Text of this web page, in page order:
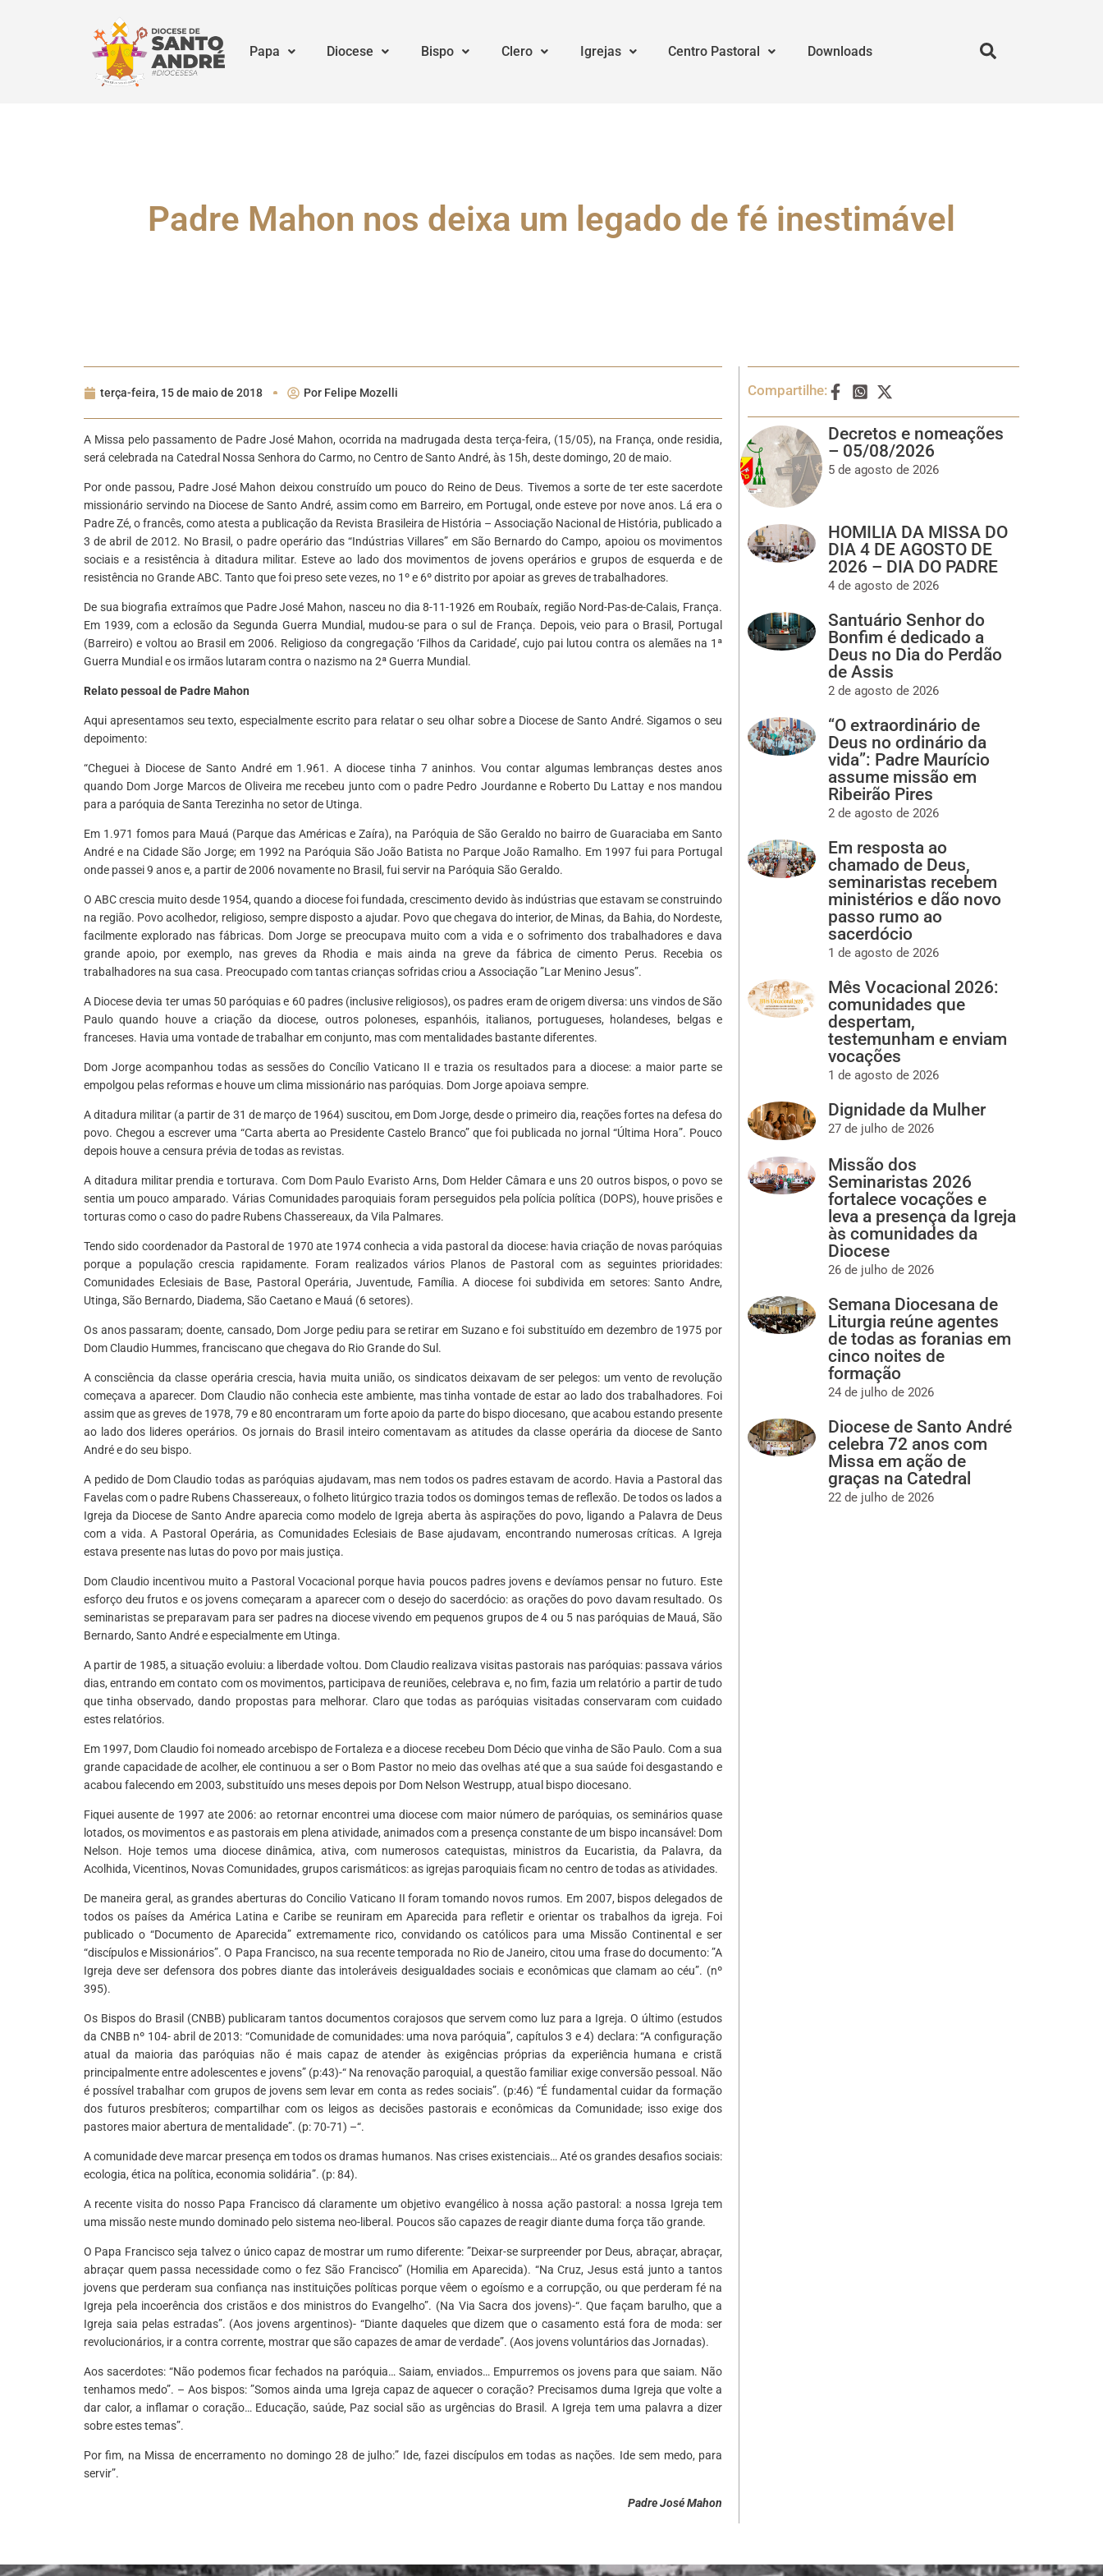
Papa Diocese Bispo Clero Igrejas Centro Pastoral Downloads
Padre Mahon nos deixa um legado de fé inestimável
terça-feira, 15 de maio de 2018 Por Felipe Mozelli
A Missa pelo passamento de Padre José Mahon, ocorrida na madrugada desta terça-feira, (15/05), na França, onde residia,
será celebrada na Catedral Nossa Senhora do Carmo, no Centro de Santo André, às 15h, deste domingo, 20 de maio.
Por onde passou, Padre José Mahon deixou construído um pouco do Reino de Deus. Tivemos a sorte de ter este sacerdote
missionário servindo na Diocese de Santo André, assim como em Barreiro, em Portugal, onde esteve por nove anos. Lá era o
Padre Zé, o francês, como atesta a publicação da Revista Brasileira de História – Associação Nacional de História, publicado a
3 de abril de 2012. No Brasil, o padre operário das “Indústrias Villares” em São Bernardo do Campo, apoiou os movimentos
sociais e a resistência à ditadura militar. Esteve ao lado dos movimentos de jovens operários e grupos de esquerda e de
resistência no Grande ABC. Tanto que foi preso sete vezes, no 1º e 6º distrito por apoiar as greves de trabalhadores.
De sua biografia extraímos que Padre José Mahon, nasceu no dia 8-11-1926 em Roubaíx, região Nord-Pas-de-Calais, França.
Em 1939, com a eclosão da Segunda Guerra Mundial, mudou-se para o sul de França. Depois, veio para o Brasil, Portugal
(Barreiro) e voltou ao Brasil em 2006. Religioso da congregação ‘Filhos da Caridade’, cujo pai lutou contra os alemães na 1ª
Guerra Mundial e os irmãos lutaram contra o nazismo na 2ª Guerra Mundial.
Relato pessoal de Padre Mahon
Aqui apresentamos seu texto, especialmente escrito para relatar o seu olhar sobre a Diocese de Santo André. Sigamos o seu
depoimento:
“Cheguei à Diocese de Santo André em 1.961. A diocese tinha 7 aninhos. Vou contar algumas lembranças destes anos
quando Dom Jorge Marcos de Oliveira me recebeu junto com o padre Pedro Jourdanne e Roberto Du Lattay e nos mandou
para a paróquia de Santa Terezinha no setor de Utinga.
Em 1.971 fomos para Mauá (Parque das Américas e Zaíra), na Paróquia de São Geraldo no bairro de Guaraciaba em Santo
André e na Cidade São Jorge; em 1992 na Paróquia São João Batista no Parque João Ramalho. Em 1997 fui para Portugal
onde passei 9 anos e, a partir de 2006 novamente no Brasil, fui servir na Paróquia São Geraldo.
O ABC crescia muito desde 1954, quando a diocese foi fundada, crescimento devido às indústrias que estavam se construindo
na região. Povo acolhedor, religioso, sempre disposto a ajudar. Povo que chegava do interior, de Minas, da Bahia, do Nordeste,
facilmente explorado nas fábricas. Dom Jorge se preocupava muito com a vida e o sofrimento dos trabalhadores e dava
grande apoio, por exemplo, nas greves da Rhodia e mais ainda na greve da fábrica de cimento Perus. Recebia os
trabalhadores na sua casa. Preocupado com tantas crianças sofridas criou a Associação ”Lar Menino Jesus”.
A Diocese devia ter umas 50 paróquias e 60 padres (inclusive religiosos), os padres eram de origem diversa: uns vindos de São
Paulo quando houve a criação da diocese, outros poloneses, espanhóis, italianos, portugueses, holandeses, belgas e
franceses. Havia uma vontade de trabalhar em conjunto, mas com mentalidades bastante diferentes.
Dom Jorge acompanhou todas as sessões do Concílio Vaticano II e trazia os resultados para a diocese: a maior parte se
empolgou pelas reformas e houve um clima missionário nas paróquias. Dom Jorge apoiava sempre.
A ditadura militar (a partir de 31 de março de 1964) suscitou, em Dom Jorge, desde o primeiro dia, reações fortes na defesa do
povo. Chegou a escrever uma “Carta aberta ao Presidente Castelo Branco” que foi publicada no jornal “Última Hora”. Pouco
depois houve a censura prévia de todas as revistas.
A ditadura militar prendia e torturava. Com Dom Paulo Evaristo Arns, Dom Helder Câmara e uns 20 outros bispos, o povo se
sentia um pouco amparado. Várias Comunidades paroquiais foram perseguidos pela polícia política (DOPS), houve prisões e
torturas como o caso do padre Rubens Chassereaux, da Vila Palmares.
Tendo sido coordenador da Pastoral de 1970 ate 1974 conhecia a vida pastoral da diocese: havia criação de novas paróquias
porque a população crescia rapidamente. Foram realizados vários Planos de Pastoral com as seguintes prioridades:
Comunidades Eclesiais de Base, Pastoral Operária, Juventude, Família. A diocese foi subdivida em setores: Santo Andre,
Utinga, São Bernardo, Diadema, São Caetano e Mauá (6 setores).
Os anos passaram; doente, cansado, Dom Jorge pediu para se retirar em Suzano e foi substituído em dezembro de 1975 por
Dom Claudio Hummes, franciscano que chegava do Rio Grande do Sul.
A consciência da classe operária crescia, havia muita união, os sindicatos deixavam de ser pelegos: um vento de revolução
começava a aparecer. Dom Claudio não conhecia este ambiente, mas tinha vontade de estar ao lado dos trabalhadores. Foi
assim que as greves de 1978, 79 e 80 encontraram um forte apoio da parte do bispo diocesano, que acabou estando presente
ao lado dos lideres operários. Os jornais do Brasil inteiro comentavam as atitudes da classe operária da diocese de Santo
André e do seu bispo.
A pedido de Dom Claudio todas as paróquias ajudavam, mas nem todos os padres estavam de acordo. Havia a Pastoral das
Favelas com o padre Rubens Chassereaux, o folheto litúrgico trazia todos os domingos temas de reflexão. De todos os lados a
Igreja da Diocese de Santo Andre aparecia como modelo de Igreja aberta às aspirações do povo, ligando a Palavra de Deus
com a vida. A Pastoral Operária, as Comunidades Eclesiais de Base ajudavam, encontrando numerosas críticas. A Igreja
estava presente nas lutas do povo por mais justiça.
Dom Claudio incentivou muito a Pastoral Vocacional porque havia poucos padres jovens e devíamos pensar no futuro. Este
esforço deu frutos e os jovens começaram a aparecer com o desejo do sacerdócio: as orações do povo davam resultado. Os
seminaristas se preparavam para ser padres na diocese vivendo em pequenos grupos de 4 ou 5 nas paróquias de Mauá, São
Bernardo, Santo André e especialmente em Utinga.
A partir de 1985, a situação evoluiu: a liberdade voltou. Dom Claudio realizava visitas pastorais nas paróquias: passava vários
dias, entrando em contato com os movimentos, participava de reuniões, celebrava e, no fim, fazia um relatório a partir de tudo
que tinha observado, dando propostas para melhorar. Claro que todas as paróquias visitadas conservaram com cuidado
estes relatórios.
Em 1997, Dom Claudio foi nomeado arcebispo de Fortaleza e a diocese recebeu Dom Décio que vinha de São Paulo. Com a sua
grande capacidade de acolher, ele continuou a ser o Bom Pastor no meio das ovelhas até que a sua saúde foi desgastando e
acabou falecendo em 2003, substituído uns meses depois por Dom Nelson Westrupp, atual bispo diocesano.
Fiquei ausente de 1997 ate 2006: ao retornar encontrei uma diocese com maior número de paróquias, os seminários quase
lotados, os movimentos e as pastorais em plena atividade, animados com a presença constante de um bispo incansável: Dom
Nelson. Hoje temos uma diocese dinâmica, ativa, com numerosos catequistas, ministros da Eucaristia, da Palavra, da
Acolhida, Vicentinos, Novas Comunidades, grupos carismáticos: as igrejas paroquiais ficam no centro de todas as atividades.
De maneira geral, as grandes aberturas do Concilio Vaticano II foram tomando novos rumos. Em 2007, bispos delegados de
todos os países da América Latina e Caribe se reuniram em Aparecida para refletir e orientar os trabalhos da igreja. Foi
publicado o “Documento de Aparecida” extremamente rico, convidando os católicos para uma Missão Continental e ser
“discípulos e Missionários”. O Papa Francisco, na sua recente temporada no Rio de Janeiro, citou uma frase do documento: ”A
Igreja deve ser defensora dos pobres diante das intoleráveis desigualdades sociais e econômicas que clamam ao céu”. (nº
395).
Os Bispos do Brasil (CNBB) publicaram tantos documentos corajosos que servem como luz para a Igreja. O último (estudos
da CNBB nº 104- abril de 2013: “Comunidade de comunidades: uma nova paróquia”, capítulos 3 e 4) declara: “A configuração
atual da maioria das paróquias não é mais capaz de atender às exigências próprias da experiência humana e cristã
principalmente entre adolescentes e jovens” (p:43)-“ Na renovação paroquial, a questão familiar exige conversão pessoal. Não
é possível trabalhar com grupos de jovens sem levar em conta as redes sociais”. (p:46) “É fundamental cuidar da formação
dos futuros presbíteros; compartilhar com os leigos as decisões pastorais e econômicas da Comunidade; isso exige dos
pastores maior abertura de mentalidade”. (p: 70-71) –“.
A comunidade deve marcar presença em todos os dramas humanos. Nas crises existenciais… Até os grandes desafios sociais:
ecologia, ética na política, economia solidária”. (p: 84).
A recente visita do nosso Papa Francisco dá claramente um objetivo evangélico à nossa ação pastoral: a nossa Igreja tem
uma missão neste mundo dominado pelo sistema neo-liberal. Poucos são capazes de reagir diante duma força tão grande.
O Papa Francisco seja talvez o único capaz de mostrar um rumo diferente: ”Deixar-se surpreender por Deus, abraçar, abraçar,
abraçar quem passa necessidade como o fez São Francisco” (Homilia em Aparecida). “Na Cruz, Jesus está junto a tantos
jovens que perderam sua confiança nas instituições políticas porque vêem o egoísmo e a corrupção, ou que perderam fé na
Igreja pela incoerência dos cristãos e dos ministros do Evangelho”. (Na Via Sacra dos jovens)-“. Que façam barulho, que a
Igreja saia pelas estradas”. (Aos jovens argentinos)- “Diante daqueles que dizem que o casamento está fora de moda: ser
revolucionários, ir a contra corrente, mostrar que são capazes de amar de verdade”. (Aos jovens voluntários das Jornadas).
Aos sacerdotes: “Não podemos ficar fechados na paróquia… Saiam, enviados… Empurremos os jovens para que saiam. Não
tenhamos medo”. – Aos bispos: ”Somos ainda uma Igreja capaz de aquecer o coração? Precisamos duma Igreja que volte a
dar calor, a inflamar o coração… Educação, saúde, Paz social são as urgências do Brasil. A Igreja tem uma palavra a dizer
sobre estes temas”.
Por fim, na Missa de encerramento no domingo 28 de julho:” Ide, fazei discípulos em todas as nações. Ide sem medo, para
servir”.
Padre José Mahon
Compartilhe:
Decretos e nomeações
– 05/08/2026
5 de agosto de 2026
HOMILIA DA MISSA DO
DIA 4 DE AGOSTO DE
2026 – DIA DO PADRE
4 de agosto de 2026
Santuário Senhor do
Bonfim é dedicado a
Deus no Dia do Perdão
de Assis
2 de agosto de 2026
“O extraordinário de
Deus no ordinário da
vida”: Padre Maurício
assume missão em
Ribeirão Pires
2 de agosto de 2026
Em resposta ao
chamado de Deus,
seminaristas recebem
ministérios e dão novo
passo rumo ao
sacerdócio
1 de agosto de 2026
Mês Vocacional 2026:
comunidades que
despertam,
testemunham e enviam
vocações
1 de agosto de 2026
Dignidade da Mulher
27 de julho de 2026
Missão dos
Seminaristas 2026
fortalece vocações e
leva a presença da Igreja
às comunidades da
Diocese
26 de julho de 2026
Semana Diocesana de
Liturgia reúne agentes
de todas as foranias em
cinco noites de
formação
24 de julho de 2026
Diocese de Santo André
celebra 72 anos com
Missa em ação de
graças na Catedral
22 de julho de 2026